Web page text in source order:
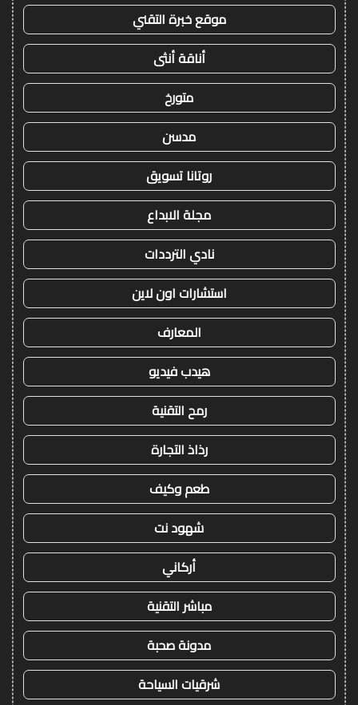
موقع خبرة التقني
أناقة أنثى
متورخ
مدسن
روتانا تسويق
مجلة الابداع
نادي الترددات
استشارات اون لاين
المعارف
هيدب فيديو
رمح التقنية
رذاذ التجارة
طعم وكيف
شهود نت
أركاني
مباشر التقنية
مدونة صحبة
شرقيات السياحة